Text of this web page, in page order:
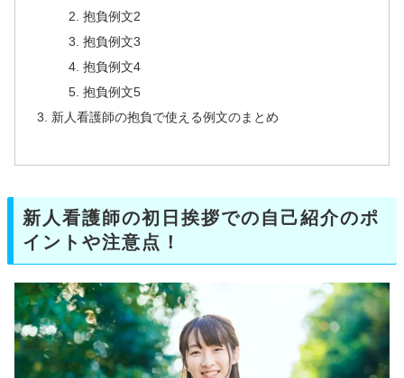
抱負例文2
抱負例文3
抱負例文4
抱負例文5
新人看護師の抱負で使える例文のまとめ
新人看護師の初日挨拶での自己紹介のポ
イントや注意点！